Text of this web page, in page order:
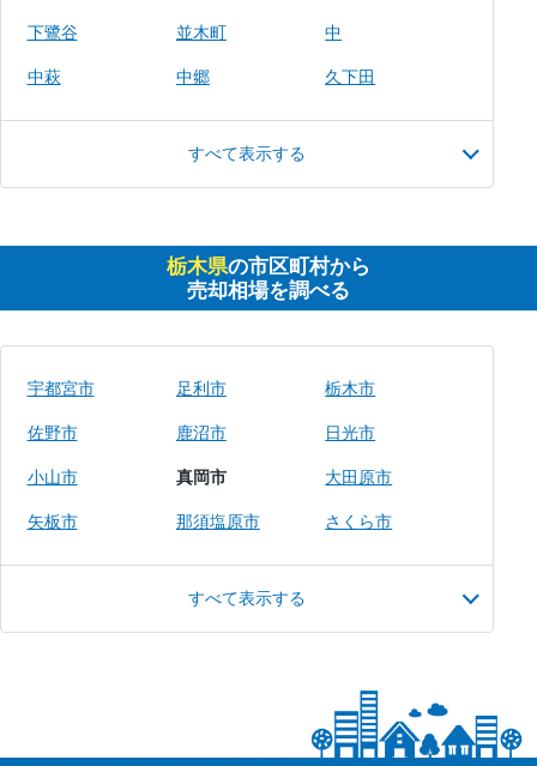
下鷺谷 並木町 中
中萩 中郷 久下田
すべて表示する
栃木県の市区町村から
売却相場を調べる
宇都宮市 足利市 栃木市
佐野市 鹿沼市 日光市
小山市 真岡市 大田原市
矢板市 那須塩原市 さくら市
すべて表示する